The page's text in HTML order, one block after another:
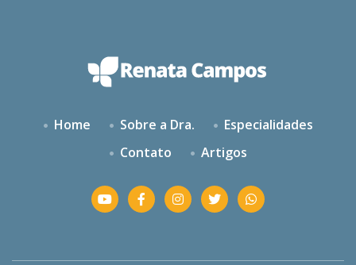
Home Sobre a Dra.
Especialidades
Contato
Artigos